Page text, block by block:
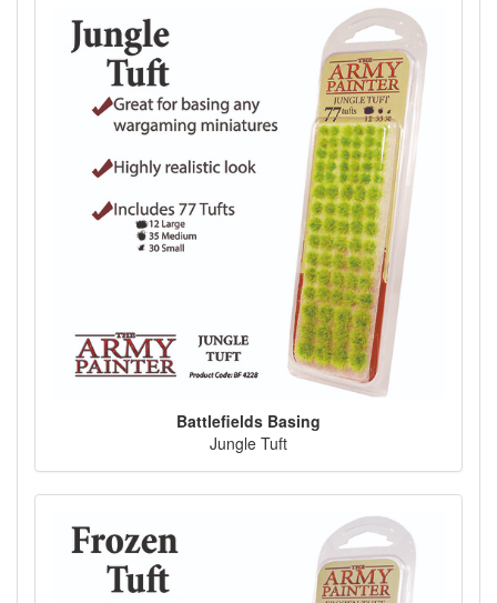
Battlefields Basing
Jungle Tuft